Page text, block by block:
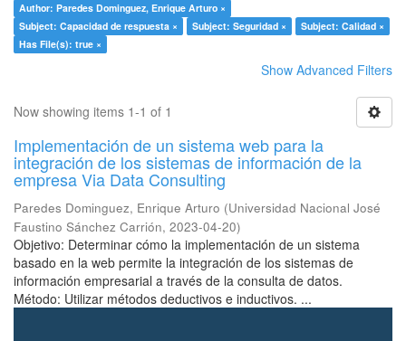
Author: Paredes Dominguez, Enrique Arturo ×
Subject: Capacidad de respuesta ×
Subject: Seguridad ×
Subject: Calidad ×
Has File(s): true ×
Show Advanced Filters
Now showing items 1-1 of 1
Implementación de un sistema web para la
integración de los sistemas de información de la
empresa Via Data Consulting
Paredes Dominguez, Enrique Arturo (Universidad Nacional José
Faustino Sánchez Carrión, 2023-04-20)
Objetivo: Determinar cómo la implementación de un sistema
basado en la web permite la integración de los sistemas de
información empresarial a través de la consulta de datos.
Método: Utilizar métodos deductivos e inductivos. ...